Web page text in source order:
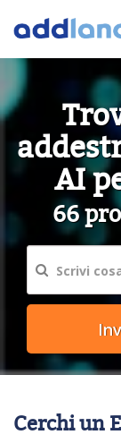
AI
66
Cerchi un